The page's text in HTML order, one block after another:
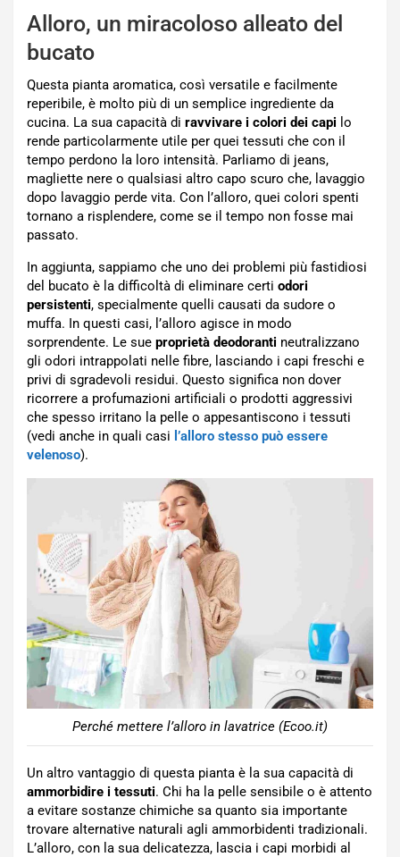
Alloro, un miracoloso alleato del
bucato
Questa pianta aromatica, così versatile e facilmente
reperibile, è molto più di un semplice ingrediente da
cucina. La sua capacità di ravvivare i colori dei capi lo
rende particolarmente utile per quei tessuti che con il
tempo perdono la loro intensità. Parliamo di jeans,
magliette nere o qualsiasi altro capo scuro che, lavaggio
dopo lavaggio perde vita. Con l’alloro, quei colori spenti
tornano a risplendere, come se il tempo non fosse mai
passato.
In aggiunta, sappiamo che uno dei problemi più fastidiosi
del bucato è la difficoltà di eliminare certi odori
persistenti, specialmente quelli causati da sudore o
muffa. In questi casi, l’alloro agisce in modo
sorprendente. Le sue proprietà deodoranti neutralizzano
gli odori intrappolati nelle fibre, lasciando i capi freschi e
privi di sgradevoli residui. Questo significa non dover
ricorrere a profumazioni artificiali o prodotti aggressivi
che spesso irritano la pelle o appesantiscono i tessuti
(vedi anche in quali casi l’alloro stesso può essere
velenoso).
Perché mettere l’alloro in lavatrice (Ecoo.it)
Un altro vantaggio di questa pianta è la sua capacità di
ammorbidire i tessuti. Chi ha la pelle sensibile o è attento
a evitare sostanze chimiche sa quanto sia importante
trovare alternative naturali agli ammorbidenti tradizionali.
L’alloro, con la sua delicatezza, lascia i capi morbidi al